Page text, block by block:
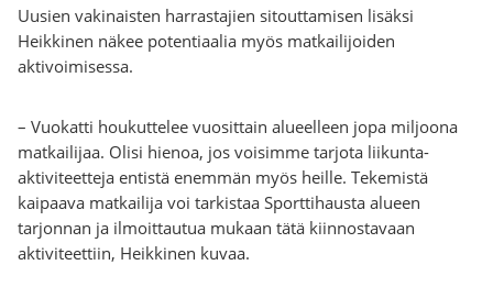
Uusien vakinaisten harrastajien sitouttamisen lisäksi
Heikkinen näkee potentiaalia myös matkailijoiden
aktivoimisessa.
– Vuokatti houkuttelee vuosittain alueelleen jopa miljoona
matkailijaa. Olisi hienoa, jos voisimme tarjota liikunta-
aktiviteetteja entistä enemmän myös heille. Tekemistä
kaipaava matkailija voi tarkistaa Sporttihausta alueen
tarjonnan ja ilmoittautua mukaan tätä kiinnostavaan
aktiviteettiin, Heikkinen kuvaa.